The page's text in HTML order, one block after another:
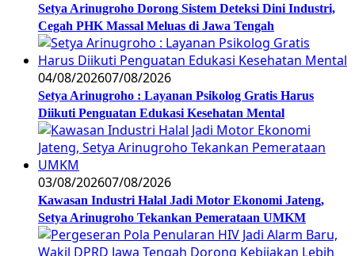
Setya Arinugroho Dorong Sistem Deteksi Dini Industri,
Cegah PHK Massal Meluas di Jawa Tengah
04/08/202607/08/2026
Setya Arinugroho : Layanan Psikolog Gratis Harus
Diikuti Penguatan Edukasi Kesehatan Mental
03/08/202607/08/2026
Kawasan Industri Halal Jadi Motor Ekonomi Jateng,
Setya Arinugroho Tekankan Pemerataan UMKM